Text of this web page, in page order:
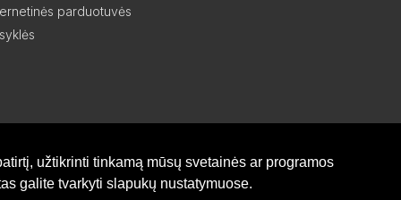
užtikrinti tinkamą mūsų svetainės ar programos
galite tvarkyti slapukų nustatymuose.
parduotuvės